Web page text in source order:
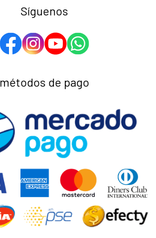
Síguenos
métodos de pago